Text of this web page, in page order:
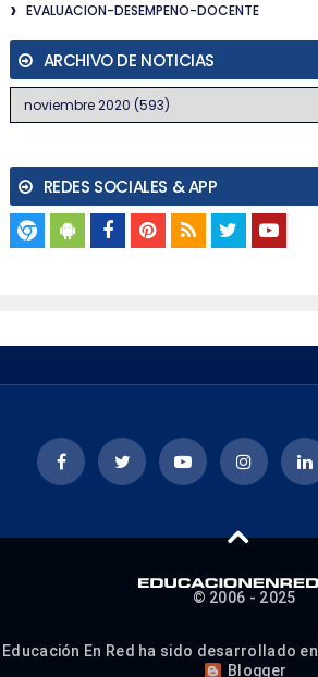
EVALUACION-DESEMPENO-DOCENTE
ARCHIVO DE NOTICIAS
REDES SOCIALES & APP
© 2006 - 2025
Educación En Red ha sido desarrollado en
Blogger